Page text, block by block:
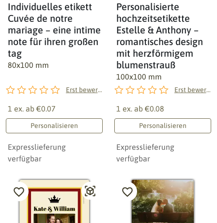
Individuelles etikett
Cuvée de notre
mariage – eine intime
note für ihren großen
tag
80x100 mm
Erst bewerten!
1 ex. ab €0.07
Personalisieren
Expresslieferung
verfügbar
Personalisierte
hochzeitsetikette
Estelle & Anthony –
romantisches design
mit herzförmigem
blumenstrauß
100x100 mm
Erst bewerten!
1 ex. ab €0.08
Personalisieren
Expresslieferung
verfügbar